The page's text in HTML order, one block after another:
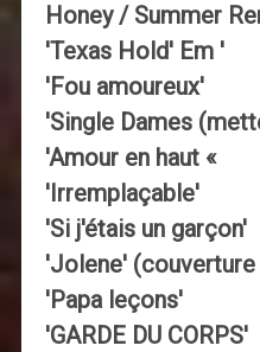
Honey / Summer
'Texas Hold' Em '
'Fou amoureux'
'Single Dames
'Amour en haut «
'Irremplaçable'
'Si j'étais un garçon'
'Jolene'
'Papa leçons'
'GARDE DU CORPS'